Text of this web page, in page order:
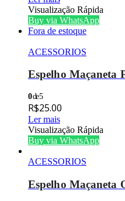
Visualização Rápida
Buy via WhatsApp
Fora de estoque
ACESSORIOS
Espelho Maçaneta
0de 5
R$25.00
Ler mais
Visualização Rápida
Buy via WhatsApp
ACESSORIOS
Espelho Maçaneta